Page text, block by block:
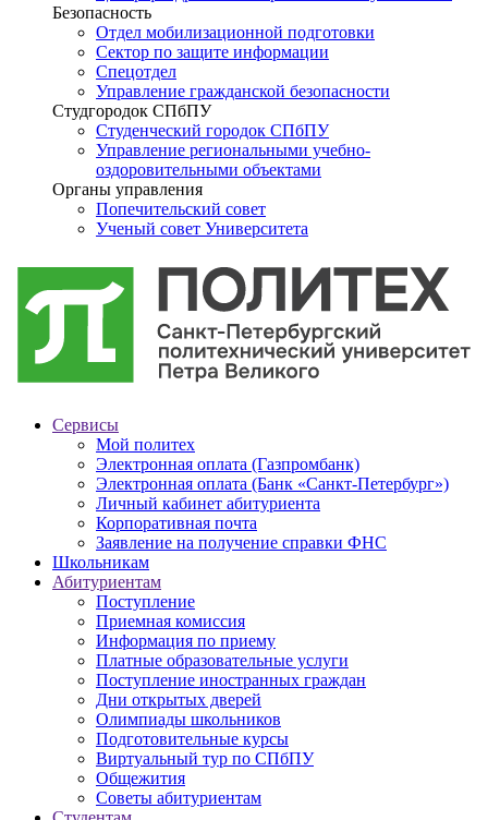
Безопасность
Отдел мобилизационной подготовки
Сектор по защите информации
Спецотдел
Управление гражданской безопасности
Студгородок СПбПУ
Студенческий городок СПбПУ
Управление региональными учебно-
оздоровительными объектами
Органы управления
Попечительский совет
Ученый совет Университета
Сервисы
Мой политех
Электронная оплата (Газпромбанк)
Электронная оплата (Банк «Санкт-Петербург»)
Личный кабинет абитуриента
Корпоративная почта
Заявление на получение справки ФНС
Школьникам
Абитуриентам
Поступление
Приемная комиссия
Информация по приему
Платные образовательные услуги
Поступление иностранных граждан
Дни открытых дверей
Олимпиады школьников
Подготовительные курсы
Виртуальный тур по СПбПУ
Общежития
Советы абитуриентам